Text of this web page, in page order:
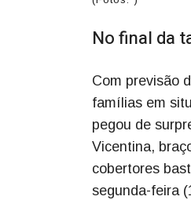
No final da
Com previsão
famílias em
pegou de
Vicentina,
cobertores
segunda-feira